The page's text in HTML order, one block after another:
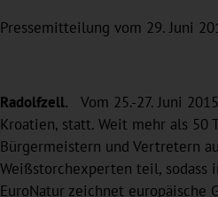
Pressemitteilung vom 29. Juni
Radolfzell. Vom 25.-27. Juni
Kroatien, statt. Weit mehr als 50
Bürgermeistern und Vertretern
Weißstorchexperten teil,
EuroNatur zeichnet europäische